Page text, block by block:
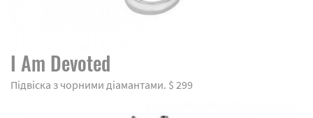
I Am Devoted
Підвіска з чорними діамантами. $ 299